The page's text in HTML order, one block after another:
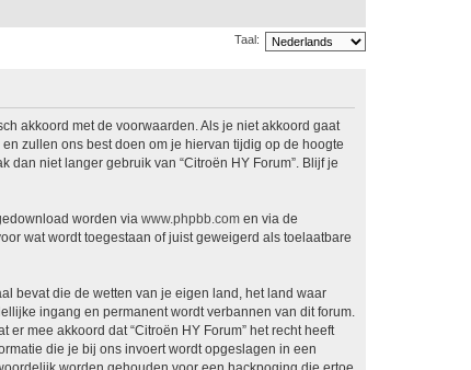
Taal:
akkoord met de voorwaarden. Als je niet akkoord gaat
zullen ons best doen om je hiervan tijdig op de hoogte
niet langer gebruik van “Citroën HY Forum”. Blijf je
worden via www.phpbb.com en via de
wat wordt toegestaan of juist geweigerd als toelaatbare
bevat die de wetten van je eigen land, het land waar
ingang en permanent wordt verbannen van dit forum.
mee akkoord dat “Citroën HY Forum” het recht heeft
die je bij ons invoert wordt opgeslagen in een